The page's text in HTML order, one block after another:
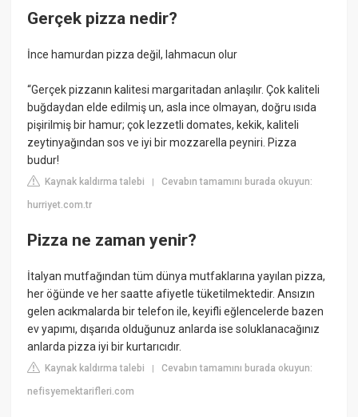
Gerçek pizza nedir?
İnce hamurdan pizza değil, lahmacun olur
“Gerçek pizzanın kalitesi margaritadan anlaşılır. Çok kaliteli
buğdaydan elde edilmiş un, asla ince olmayan, doğru ısıda
pişirilmiş bir hamur; çok lezzetli domates, kekik, kaliteli
zeytinyağından sos ve iyi bir mozzarella peyniri. Pizza
budur!
Kaynak kaldırma talebi |Cevabın tamamını burada okuyun:
hurriyet.com.tr
Pizza ne zaman yenir?
İtalyan mutfağından tüm dünya mutfaklarına yayılan pizza,
her öğünde ve her saatte afiyetle tüketilmektedir. Ansızın
gelen acıkmalarda bir telefon ile, keyifli eğlencelerde bazen
ev yapımı, dışarıda olduğunuz anlarda ise soluklanacağınız
anlarda pizza iyi bir kurtarıcıdır.
Kaynak kaldırma talebi |Cevabın tamamını burada okuyun:
nefisyemektarifleri.com